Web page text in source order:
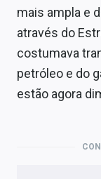
mais ampla e
através do
costumava
petróleo e do
estão agora